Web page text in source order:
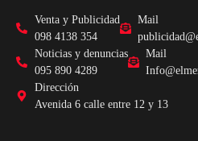
Venta y Publicidad
098 4138 354
Mail
Noticias y denuncias
095 890 4289
Mail
Dirección
Avenida 6 calle entre 12 y 13